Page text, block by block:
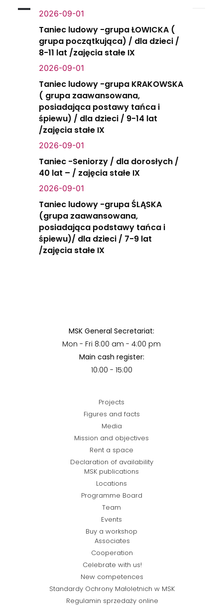
2026-09-01
Taniec ludowy -grupa ŁOWICKA (
grupa początkująca) / dla dzieci /
8-11 lat /zajęcia stałe IX
2026-09-01
Taniec ludowy -grupa KRAKOWSKA
( grupa zaawansowana,
posiadająca postawy tańca i
śpiewu) / dla dzieci / 9-14 lat
/zajęcia stałe IX
2026-09-01
Taniec -Seniorzy / dla dorosłych /
40 lat – / zajęcia stałe IX
2026-09-01
Taniec ludowy -grupa ŚLĄSKA
(grupa zaawansowana,
posiadająca podstawy tańca i
śpiewu)/ dla dzieci / 7-9 lat
/zajęcia stałe IX
MSK General Secretariat:
Mon - Fri 8:00 am - 4:00 pm
Main cash register:
10:00 - 15:00
Projects
Figures and facts
Media
Mission and objectives
Rent a space
Declaration of availability
MSK publications
Locations
Programme Board
Team
Events
Buy a workshop
Associates
Cooperation
Celebrate with us!
New competences
Standardy Ochrony Małoletnich w MSK
Regulamin sprzedaży online